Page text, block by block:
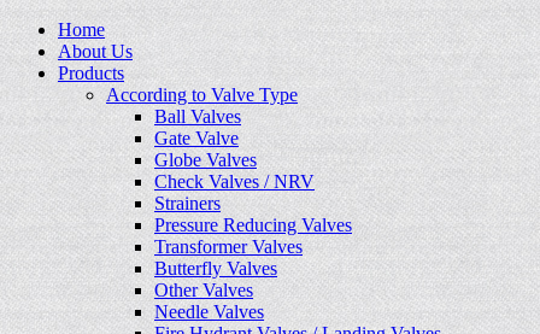
Home
About Us
Products
According to Valve Type
Ball Valves
Gate Valve
Globe Valves
Check Valves / NRV
Strainers
Pressure Reducing Valves
Transformer Valves
Butterfly Valves
Other Valves
Needle Valves